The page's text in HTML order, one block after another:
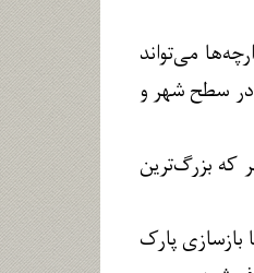
می‌تواند
ایجاد ۱۰ بازارچه میوه و تره بار در سطح شهر و
که بزرگ‌ترین
بازسازی پارک